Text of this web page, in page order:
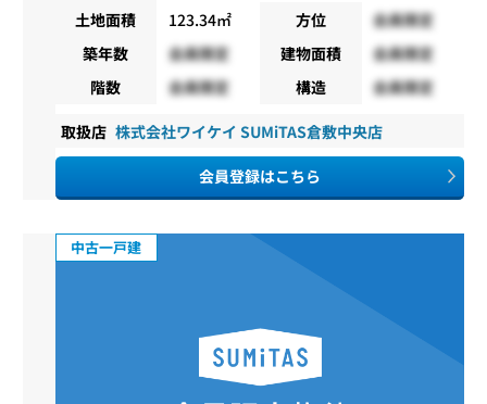
土地面積
123.34㎡ 方位
会員限定
築年数
会員限定 建物面積
会員限定
階数
会員限定 構造 会員限定
取扱店 株式会社ワイケイ SUMiTAS倉敷中央店
会員登録はこちら
中古一戸建